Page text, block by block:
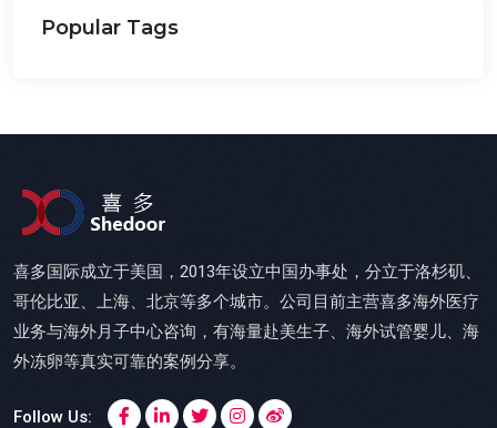
Popular Tags
喜多国际成立于美国，2013年设立中国办事处，分立于洛杉矶、
哥伦比亚、上海、北京等多个城市。公司目前主营喜多海外医疗
业务与海外月子中心咨询，有海量赴美生子、海外试管婴儿、海
外冻卵等真实可靠的案例分享。
Follow Us: